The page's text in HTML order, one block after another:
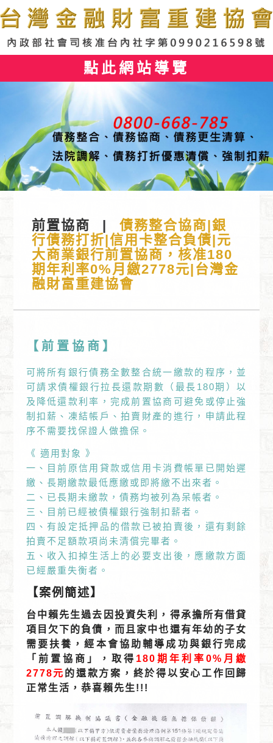
點此網站導覽
前置協商
債務整合協商|銀
行債務打折|信用卡整合負債|元
大商業銀行前置協商，核准180
期年利率0%月繳2778元|台灣金
融財富重建協會
【前置協商】
可將所有銀行債務全數整合統一繳款的程序，並
可請求債權銀行拉長還款期數（最長180期）以
及降低還款利率，完成前置協商可避免或停止強
制扣薪、凍結帳戶、拍賣財產的進行，申請此程
序不需要找保證人做擔保。
《 適用對象 》
一、目前原信用貸款或信用卡消費帳單已開始遲
繳、長期繳款最低應繳或即將繳不出來者。
二、已長期未繳款，債務均被列為呆帳者。
三、目前已經被債權銀行強制扣薪者。
四、有設定抵押品的借款已被拍賣後，還有剩餘
拍賣不足額款項尚未清償完畢者。
五、收入扣掉生活上的必要支出後，應繳款方面
已經嚴重失衡者。
【案例簡述】
台中賴先生過去因投資失利，得承擔所有借貸
項目欠下的負債，而且家中也還有年幼的子女
需要扶養，經本會協助輔導成功與銀行完成
「前置協商」，取得 180期年利率0%月繳
2778元 的還款方案，終於得以安心工作回歸
正常生活，恭喜賴先生!!!